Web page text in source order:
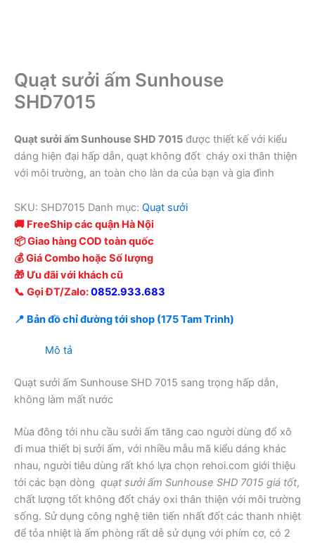
Quạt sưởi ấm Sunhouse
SHD7015
Quạt sưởi ấm Sunhouse SHD 7015 được thiết kế với kiểu
dáng hiện đại hấp dẫn, quạt không đốt cháy oxi thân thiện
với môi trường, an toàn cho làn da của bạn và gia đình
SKU: SHD7015 Danh mục: Quạt sưởi
🚚 FreeShip các quận Hà Nội
📦 Giao hàng COD toàn quốc
💰 Giá Combo hoặc Số lượng
🎁 Ưu đãi với khách cũ
📞 Gọi ĐT/Zalo:0852.933.683
📍 Bản đồ chỉ đường tới shop (175 Tam Trinh)
Mô tả
Quạt sưởi ấm Sunhouse SHD 7015 sang trọng hấp dẫn,
không làm mất nước
Mùa đông tới nhu cầu sưởi ấm tăng cao người dùng đổ xô
đi mua thiết bị sưởi ấm, với nhiều mẫu mã kiểu dáng khác
nhau, người tiêu dùng rất khó lựa chọn rehoi.com giới thiệu
tới các bạn dòng quạt sưởi ấm Sunhouse SHD 7015 giá tốt,
chất lượng tốt không đốt cháy oxi thân thiện với môi trường
sống. Sử dụng công nghệ tiên tiến nhất đốt các thanh nhiệt
để tỏa nhiệt là ấm phòng rất dễ sử dụng với phím cơ, có 2